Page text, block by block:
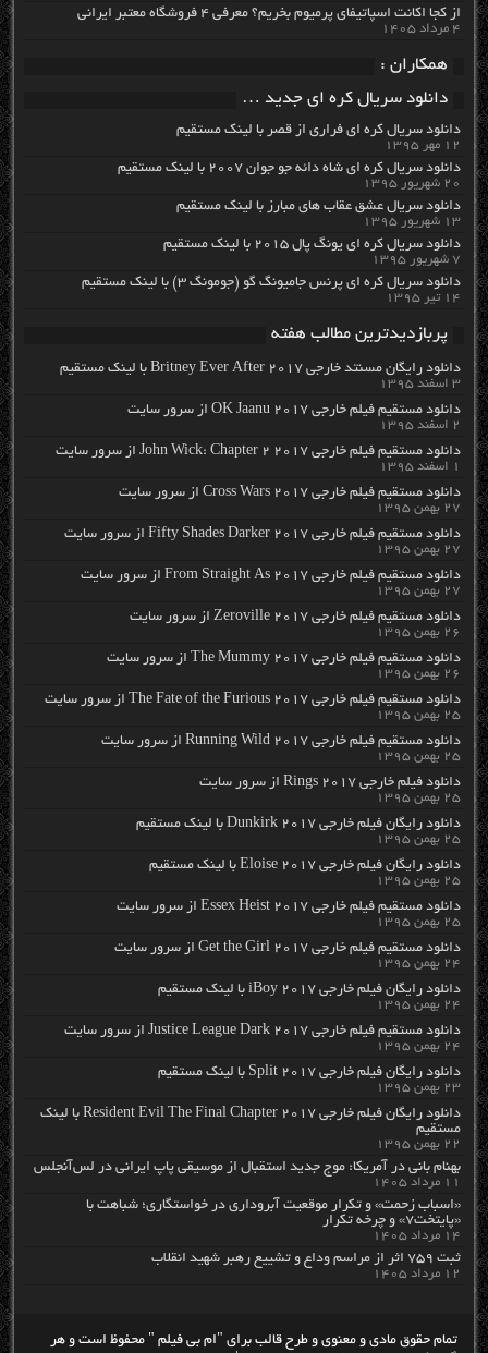
از کجا اکانت اسپاتیفای پرمیوم بخریم؟ معرفی ۴ فروشگاه معتبر ایرانی
۴ مرداد ۱۴۰۵
همکاران :
دانلود سریال کره ای جدید …
دانلود سریال کره ای فراری از قصر با لینک مستقیم
۱۲ مهر ۱۳۹۵
دانلود سریال کره ای شاه دائه جو جوان ۲۰۰۷ با لینک مستقیم
۲۰ شهریور ۱۳۹۵
دانلود سریال عشق عقاب های مبارز با لینک مستقیم
۱۳ شهریور ۱۳۹۵
دانلود سریال کره ای یونگ پال ۲۰۱۵ با لینک مستقیم
۷ شهریور ۱۳۹۵
دانلود سریال کره ای پرنس جامیونگ گو (جومونگ ۳) با لینک مستقیم
۱۴ تیر ۱۳۹۵
پربازدیدترین مطالب هفته
دانلود رایگان مسنتد خارجی Britney Ever After 2017 با لینک مستقیم
۳ اسفند ۱۳۹۵
دانلود مستقیم فیلم خارجی OK Jaanu 2017 از سرور سایت
۲ اسفند ۱۳۹۵
دانلود مستقیم فیلم خارجی John Wick: Chapter 2 2017 از سرور سایت
۱ اسفند ۱۳۹۵
دانلود مستقیم فیلم خارجی Cross Wars 2017 از سرور سایت
۲۷ بهمن ۱۳۹۵
دانلود مستقیم فیلم خارجی Fifty Shades Darker 2017 از سرور سایت
۲۷ بهمن ۱۳۹۵
دانلود مستقیم فیلم خارجی From Straight As 2017 از سرور سایت
۲۷ بهمن ۱۳۹۵
دانلود مستقیم فیلم خارجی Zeroville 2017 از سرور سایت
۲۶ بهمن ۱۳۹۵
دانلود مستقیم فیلم خارجی The Mummy 2017 از سرور سایت
۲۶ بهمن ۱۳۹۵
دانلود مستقیم فیلم خارجی The Fate of the Furious 2017 از سرور سایت
۲۵ بهمن ۱۳۹۵
دانلود مستقیم فیلم خارجی Running Wild 2017 از سرور سایت
۲۵ بهمن ۱۳۹۵
دانلود فیلم خارجی Rings 2017 از سرور سایت
۲۵ بهمن ۱۳۹۵
دانلود رایگان فیلم خارجی Dunkirk 2017 با لینک مستقیم
۲۵ بهمن ۱۳۹۵
دانلود رایگان فیلم خارجی Eloise 2017 با لینک مستقیم
۲۵ بهمن ۱۳۹۵
دانلود مستقیم فیلم خارجی Essex Heist 2017 از سرور سایت
۲۵ بهمن ۱۳۹۵
دانلود مستقیم فیلم خارجی Get the Girl 2017 از سرور سایت
۲۴ بهمن ۱۳۹۵
دانلود رایگان فیلم خارجی iBoy 2017 با لینک مستقیم
۲۴ بهمن ۱۳۹۵
دانلود مستقیم فیلم خارجی Justice League Dark 2017 از سرور سایت
۲۴ بهمن ۱۳۹۵
دانلود رایگان فیلم خارجی Split 2017 با لینک مستقیم
۲۳ بهمن ۱۳۹۵
دانلود رایگان فیلم خارجی Resident Evil The Final Chapter 2017 با لینک
مستقیم
۲۲ بهمن ۱۳۹۵
بهنام بانی در آمریکا: موج جدید استقبال از موسیقی پاپ ایرانی در لس‌آنجلس
۱۱ مرداد ۱۴۰۵
«اسباب زحمت» و تکرار موقعیت آبروداری در خواستگاری؛ شباهت با
«پایتخت۷» و چرخه تکرار
۱۴ مرداد ۱۴۰۵
ثبت ۷۵۹ اثر از مراسم وداع و تشییع رهبر شهید انقلاب
۱۲ مرداد ۱۴۰۵
تمام حقوق مادی و معنوی و طرح قالب برای "ام بی فیلم " محفوظ است و هر